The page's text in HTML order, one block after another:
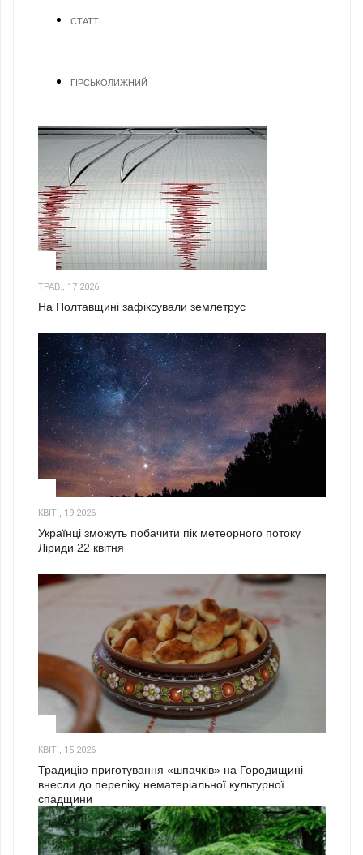
СТАТТІ
ГІРСЬКОЛИЖНИЙ
ТРАВ., 17 2026
На Полтавщині зафіксували землетрус
КВІТ., 19 2026
Українці зможуть побачити пік метеорного потоку
Ліриди 22 квітня
КВІТ., 15 2026
Традицію приготування «шпачків» на Городищині
внесли до переліку нематеріальної культурної
спадщини